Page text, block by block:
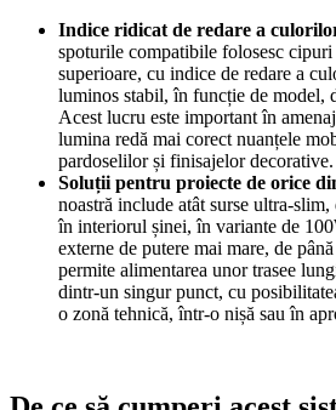
Indice ridicat de redare a
spoturile compatibile folosesc
superioare, cu indice de redare a
luminos stabil, în funcție de model,
Acest lucru este important în
lumina redă mai corect nuanțele
pardoselilor și finisajelor decorative.
Soluții pentru proiecte de orice
noastră include atât surse ultra-
în interiorul șinei, în variante de
externe de putere mai mare, de
permite alimentarea unor trasee
dintr-un singur punct, cu
o zonă tehnică, într-o nișă sau în